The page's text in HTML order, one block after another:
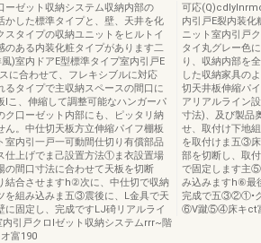
ーゼット収納システム収納内部の
かした標準タイプと、壁、天井を化
スタイプの収納ユニットをヒルトイ
のある内装化粧タイプがあります二
)室内ドアE型標準タイプ室内引戸E
に合わせて、フレキシブルに対応
るタイプで主収納スペースの間口に
lこ、伸縮して調整可能なハンガーパ
ク口ーゼット内部にも、ピッタリ納
ん。中仕切天板方立伸縮パイフ棚板
室内引一戸一可動間仕切り有償部品
仕上げでま己設置方法①ま衣設置場
の間口寸法に合わせて天板を切断
結合させますh②次に、中仕切で収納
を組み込みま五③震後に、L金具で天
に固定し、完成ですLJ碕リアルライ
引戸クロlゼット収納システムrrr~階
富190
可応
内引戸E裂内装
ニット室内引戸
タイ丸グレー色
り、収納内部を
した収納家具の
切天井板伸縮パ
アリアルライン
寸法)、及び製品
せ、取付け下地
を取付けま五③
部を切断し、取
で固定します主
み込みますh⑥最
完成で五③②①•ク
⑥V蹴⑤④床キct